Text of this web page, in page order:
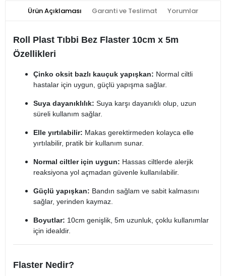
Ürün Açıklaması Garanti ve Teslimat Yorumlar
Roll Plast Tıbbi Bez Flaster 10cm x 5m
Özellikleri
Çinko oksit bazlı kauçuk yapışkan: Normal ciltli
hastalar için uygun, güçlü yapışma sağlar.
Suya dayanıklılık: Suya karşı dayanıklı olup, uzun
süreli kullanım sağlar.
Elle yırtılabilir: Makas gerektirmeden kolayca elle
yırtılabilir, pratik bir kullanım sunar.
Normal ciltler için uygun: Hassas ciltlerde alerjik
reaksiyona yol açmadan güvenle kullanılabilir.
Güçlü yapışkan: Bandın sağlam ve sabit kalmasını
sağlar, yerinden kaymaz.
Boyutlar: 10cm genişlik, 5m uzunluk, çoklu kullanımlar
için idealdir.
Flaster Nedir?